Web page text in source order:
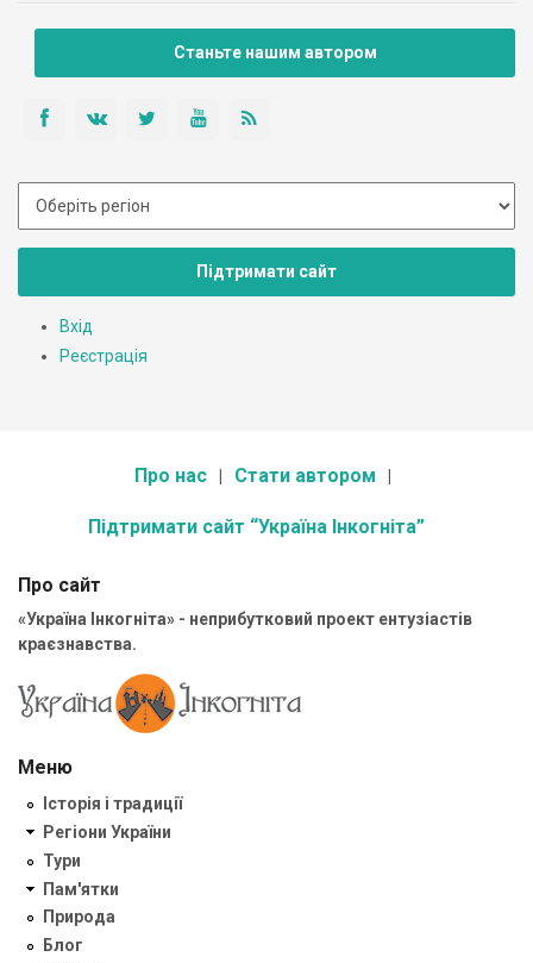
Станьте нашим автором
Підтримати сайт
Вхід
Реєстрація
Про нас Стати автором
Підтримати сайт “Україна Інкогніта”
Про сайт
«Україна Інкогніта» - неприбутковий проект ентузіастів
краєзнавства.
Меню
Історія і традиції
Регіони України
Тури
Пам'ятки
Природа
Блог